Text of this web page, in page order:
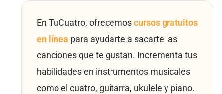
En TuCuatro, ofrecemos cursos gratuitos
en línea para ayudarte a sacarte las
canciones que te gustan. Incrementa tus
habilidades en instrumentos musicales
como el cuatro, guitarra, ukulele y piano.